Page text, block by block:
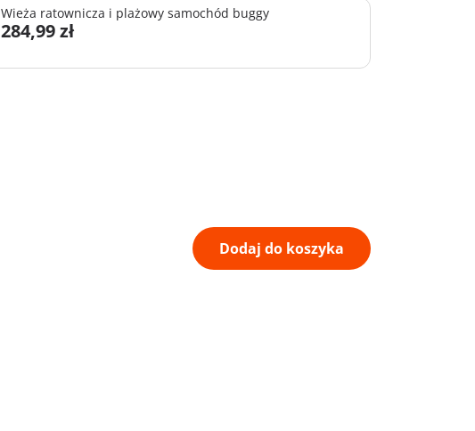
Wieża ratownicza i plażowy samochód buggy
284,99 zł
Dodaj do koszyka